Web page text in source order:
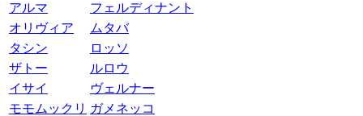
アルマ
フェルディナント
オリヴィア
ムタバ
タシン
ロッソ
ザトー
ルロウ
イサイ
ヴェルナー
モモムックリ ガメネッコ